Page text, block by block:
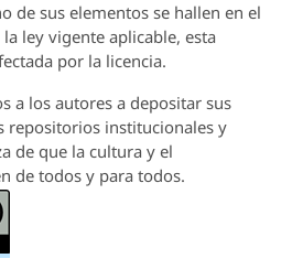
de sus elementos se hallen en el
ley vigente aplicable, esta
por la licencia.
a los autores a depositar sus
repositorios institucionales y
de que la cultura y el
de todos y para todos.